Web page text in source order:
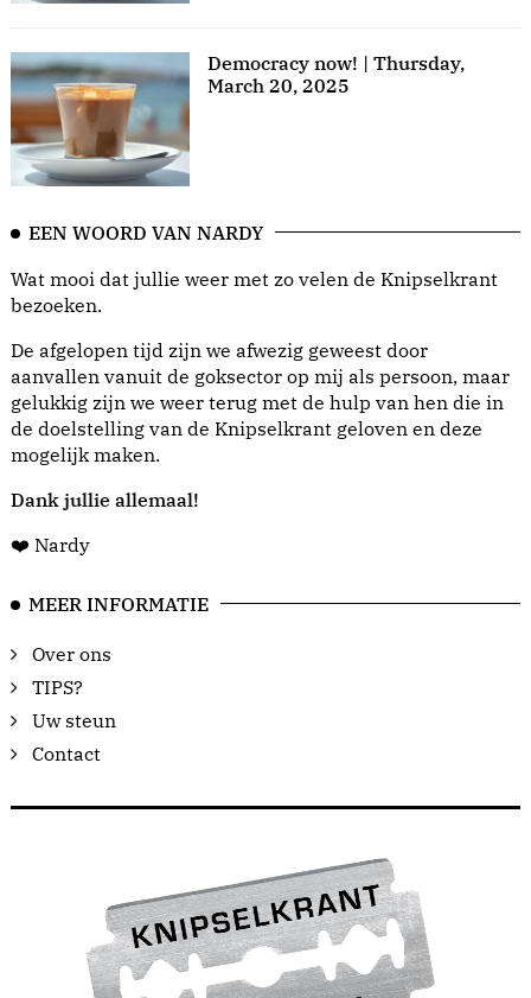
Democracy now! | Thursday,
March 20, 2025
EEN WOORD VAN NARDY
Wat mooi dat jullie weer met zo velen de Knipselkrant
bezoeken.
De afgelopen tijd zijn we afwezig geweest door
aanvallen vanuit de goksector op mij als persoon, maar
gelukkig zijn we weer terug met de hulp van hen die in
de doelstelling van de Knipselkrant geloven en deze
mogelijk maken.
Dank jullie allemaal!
❤️ Nardy
MEER INFORMATIE
Over ons
TIPS?
Uw steun
Contact